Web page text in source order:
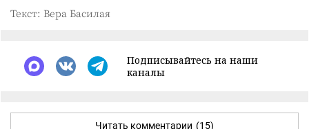
Текст: Вера Басилая
Подписывайтесь на наши
каналы
Читать комментарии (15)